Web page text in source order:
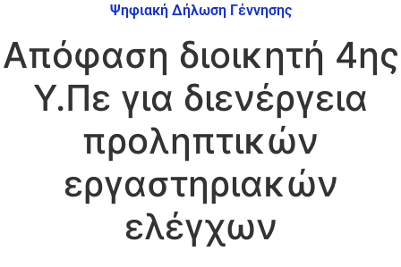
Ψηφιακή Δήλωση Γέννησης
Απόφαση διοικητή 4ης
Υ.Πε για διενέργεια
προληπτικών
εργαστηριακών
ελέγχων